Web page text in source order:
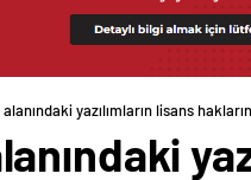
yazılımların lisans